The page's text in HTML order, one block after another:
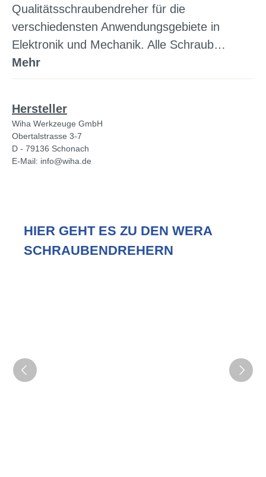
Qualitätsschraubendreher für die
verschiedensten Anwendungsgebiete in
Elektronik und Mechanik. Alle Schraub…
Mehr
Hersteller
Wiha Werkzeuge GmbH
Obertalstrasse 3-7
D - 79136 Schonach
E-Mail: info@wiha.de
HIER GEHT ES ZU DEN WERA
SCHRAUBENDREHERN